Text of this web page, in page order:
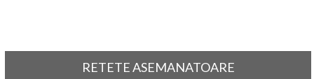
RETETE ASEMANATOARE